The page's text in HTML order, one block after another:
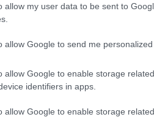
allow my user data to be sent to
allow Google to send me personalized
allow Google to enable storage
identifiers in apps.
allow Google to enable storage
que continua inabalável, bem
de criptomoedas está
continuar enquanto entramos no
no mercado rumo a 2022,
importante no espaço